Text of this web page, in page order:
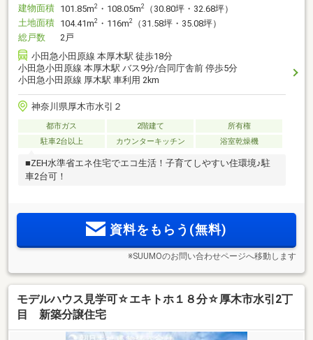
建物面積 101.85m2 ・108.05m2
（30.80坪・32.68坪）
土地面積 104.41m2 ・116m2
（31.58坪・35.08坪）
総戸数
2戸
小田急小田原線 本厚木駅 徒歩18分
小田急小田原線 本厚木駅 バス9分/合同庁舎前 停歩5分
小田急小田原線 厚木駅 車利用 2km
神奈川県厚木市水引２
都市ガス 2階建て
所有権
駐車2台以上
カウンターキッチン 浴室乾燥機
■ZEH水準省エネ住宅でエコ生活！子育てしやすい住環境♪駐
車2台可！
資料をもらう(無料)
※SUUMOのお問い合わせページへ移動します
モデルハウス見学可☆エキトホ１８分☆厚木市水引2丁
目 新築分譲住宅